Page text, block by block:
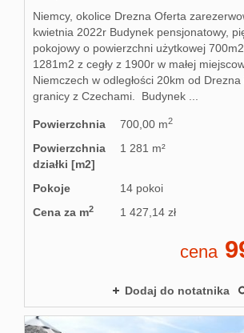
Niemcy, okolice Drezna Oferta
kwietnia 2022r Budynek pensjonatowy,
pokojowy o powierzchni użytkowej 700m2
1281m2 z cegły z 1900r w małej
Niemczech w odległości 20km od
granicy z Czechami. Budynek ...
Powierzchnia 700,00 m2
Powierzchnia
działki [m2]
1 281 m²
Pokoje
14 pokoi
Cena za m2 1 427,14 zł
cena
Dodaj do notatnika